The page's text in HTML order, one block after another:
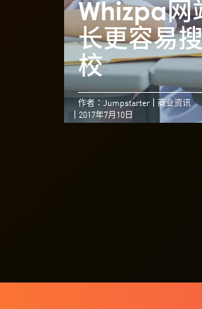
Whizpa网
长更容易
校
作者：Jumpstarter
商业资讯
2017年7月10日